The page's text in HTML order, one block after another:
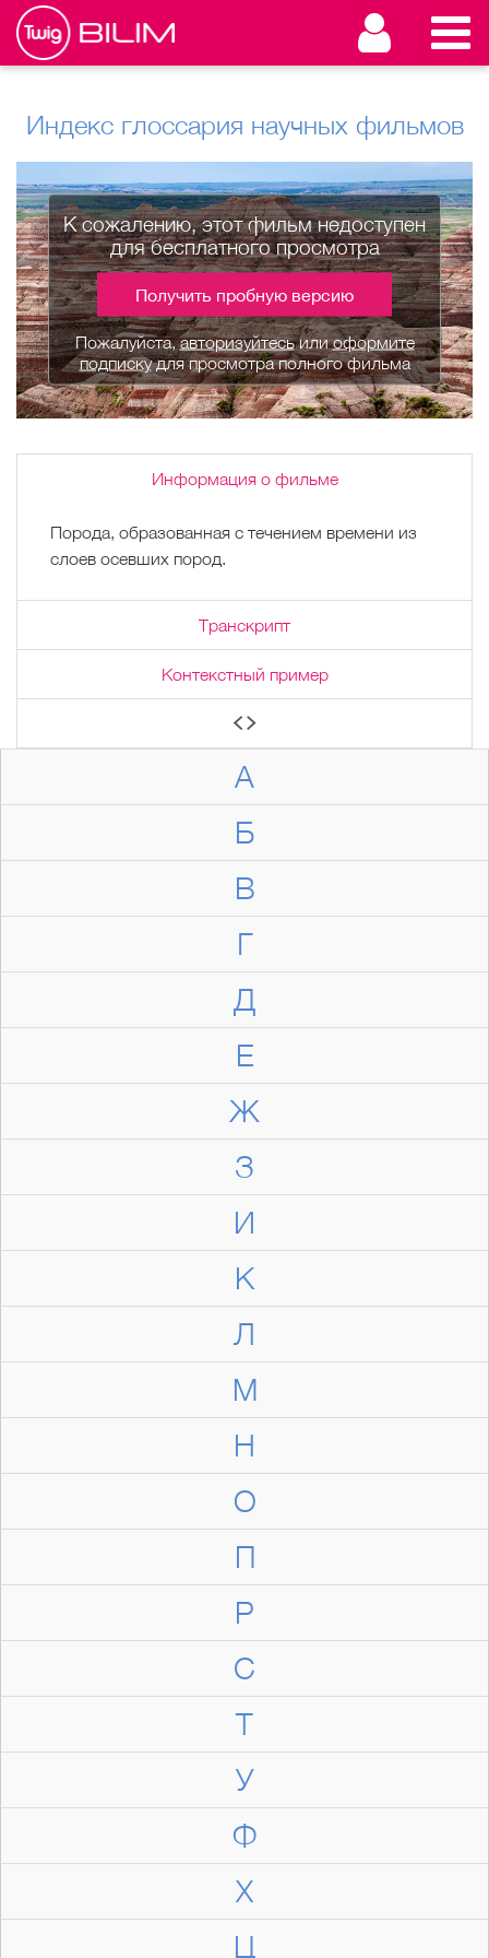
Индекс глоссария научных фильмов
А
Б
В
Г
Д
Е
Ж
З
И
К
Л
М
Н
О
П
Р
С
Т
У
Ф
Х
Ц
К сожалению, этот фильм недоступен
для бесплатного просмотра
Получить пробную версию
Пожалуйста,авторизуйтесьилиоформите
подпискудля просмотра полного фильма
Информация о фильме
Порода, образованная с течением времени из
слоев осевших пород.
Транскрипт
Контекстный пример